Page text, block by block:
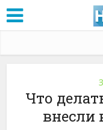
Что
внесли